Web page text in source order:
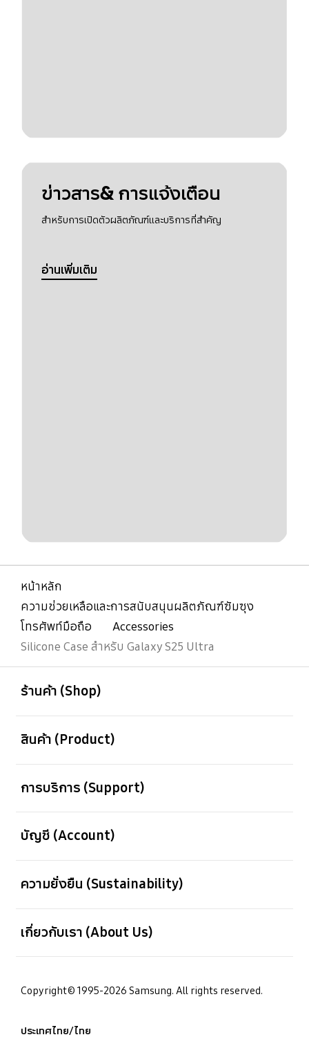
ข่าวสาร& การแจ้งเตือน
สำหรับการเปิดตัวผลิตภัณฑ์และบริการที่สำคัญ
อ่านเพิ่มเติม
หน้าหลัก
ความช่วยเหลือและการสนับสนุนผลิตภัณฑ์ซัมซุง
โทรศัพท์มือถือ
Accessories
Silicone Case สำหรับ Galaxy S25 Ultra
ร้านค้า (Shop)
สินค้า (Product)
การบริการ (Support)
บัญชี (Account)
ความยั่งยืน (Sustainability)
เกี่ยวกับเรา (About Us)
Copyright© 1995-2026 Samsung. All rights reserved.
ประเทศไทย/ไทย